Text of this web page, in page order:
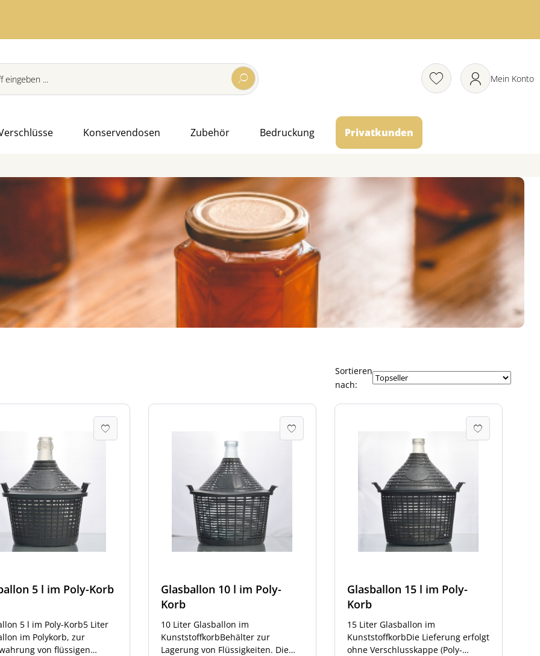
Mein Konto
Konservendosen Zubehör Bedruckung Privatkunden
Sortieren
nach:
5 l im Poly-Korb
5 l im Poly-Korb5 Liter
im Polykorb, zur
von flüssigen
Glasballon 10 l im Poly-
Korb
10 Liter Glasballon im
KunststoffkorbBehälter zur
Lagerung von Flüssigkeiten. Die
Glasballon 15 l im Poly-
Korb
15 Liter Glasballon im
KunststoffkorbDie Lieferung erfolgt
ohne Verschlusskappe (Poly-